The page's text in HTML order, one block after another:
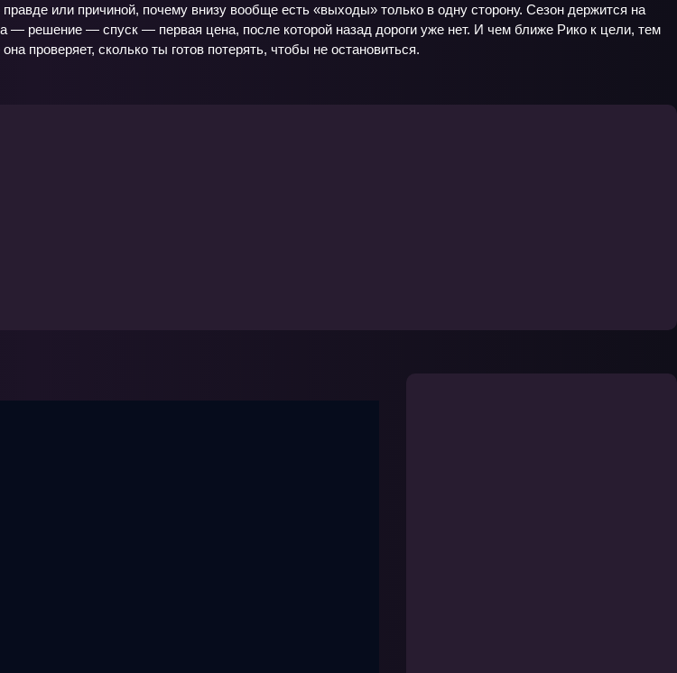
или причиной, почему внизу вообще есть «выходы» только в одну сторону. Сезон держится на
— решение — спуск — первая цена, после которой назад дороги уже нет. И чем ближе Рико к цели, тем
проверяет, сколько ты готов потерять, чтобы не остановиться.